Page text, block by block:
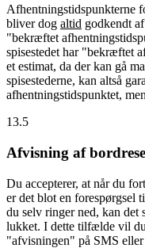
Afhentningstidspunkterne
bliver dog altid godkendt
"bekræftet
spisestedet har "bekræftet
et estimat, da der kan gå
spisestederne, kan altså
afhentningstidspunktet,
13.5
Afvisning af
Du accepterer, at når du
er det blot en forespørgsel
du selv ringer ned, kan det
lukket. I dette tilfælde vil
"afvisningen" på SMS